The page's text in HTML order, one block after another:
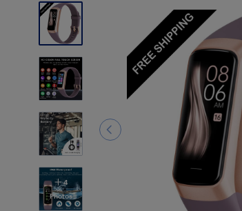
4
Photos